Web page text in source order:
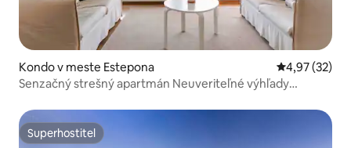
Kondo v meste Estepona Priemerné
4,97 (32)
Senzačný strešný apartmán Neuveriteľné výhľady
Superhostiteľ
Superhostiteľ